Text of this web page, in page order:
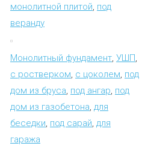
монолитной плитой под
веранду
Монолитный фундамент УШП
с ростверком с цоколем под
дом из бруса под ангар под
дом из газобетона для
беседки под сарай для
гаража